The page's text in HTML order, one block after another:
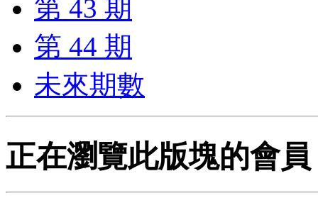
第 43 期
第 44 期
未來期數
正在瀏覽此版塊的會員